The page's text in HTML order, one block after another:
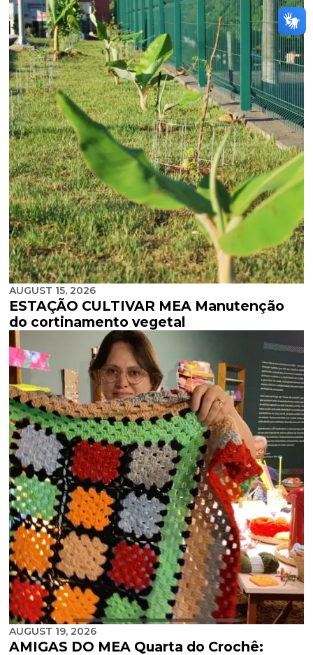
AUGUST 15, 2026
ESTAÇÃO CULTIVAR MEA Manutenção
do cortinamento vegetal
AUGUST 19, 2026
AMIGAS DO MEA Quarta do Crochê: